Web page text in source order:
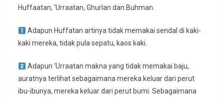
Huffaatan, ‘Urraatan, Ghurlan dan Buhman.
Adapun Huffatan artinya tidak memakai sendal di kaki-
kaki mereka, tidak pula sepatu, kaos kaki.
Adapun ‘Urraatan makna yang tidak memakai baju,
auratnya terlihat sebagaimana mereka keluar dari perut
ibu-ibunya, mereka keluar dari perut bumi. Sebagaimana